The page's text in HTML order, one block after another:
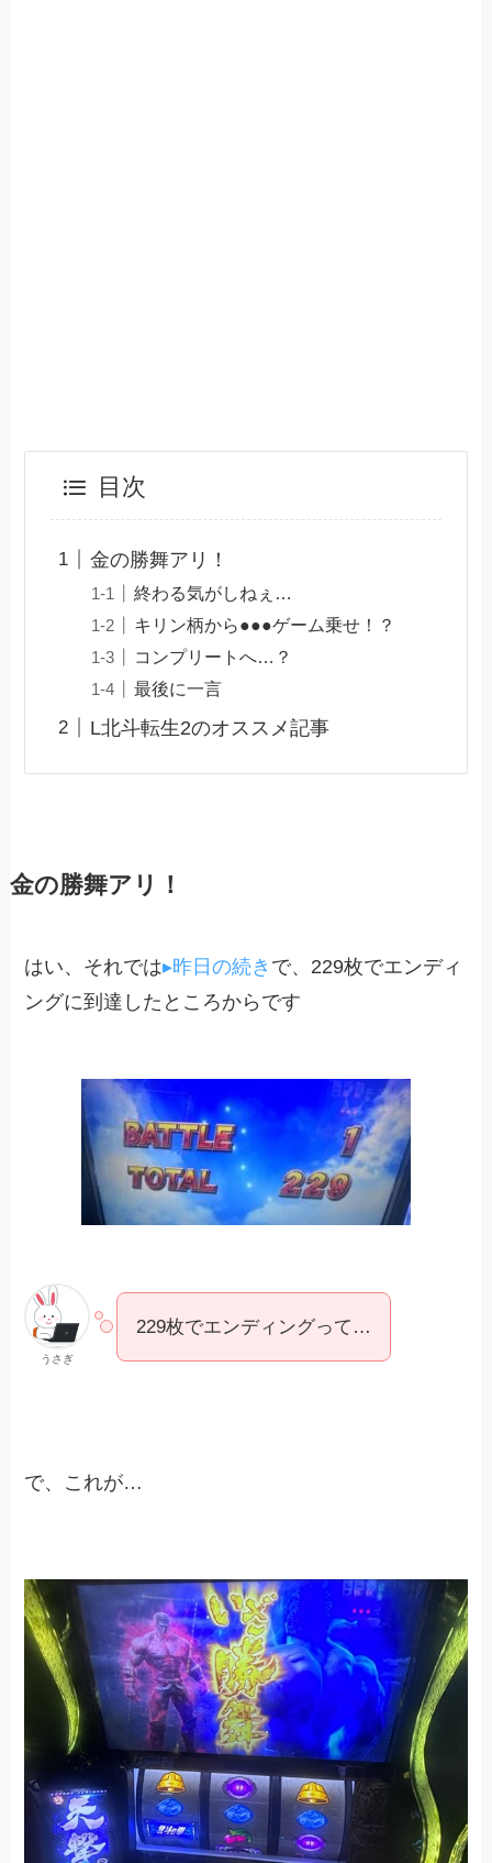
目次
金の勝舞アリ！
終わる気がしねぇ…
キリン柄から●●●ゲーム乗せ！？
コンプリートへ…？
最後に一言
L北斗転生2のオススメ記事
金の勝舞アリ！
はい、それでは▸昨日の続き で、229枚でエンディ
ングに到達したところからです
うさぎ
229枚でエンディングって…
で、これが…